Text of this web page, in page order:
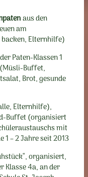
aus den
am
Elternhilfe)
Paten-Klassen 1
Buffet,
Brot, gesunde
Elternhilfe),
Buffet (organisiert
mit
– 2 Jahre seit 2013
organisiert,
Klasse 4a, an der